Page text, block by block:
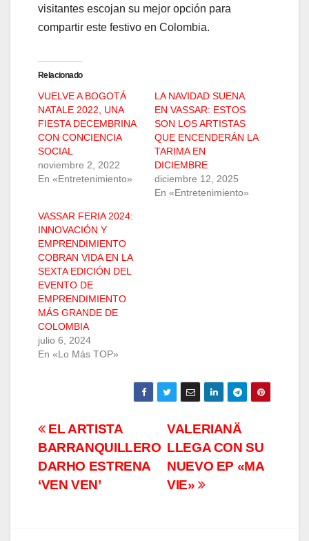
visitantes escojan su mejor opción para
compartir este festivo en Colombia.
Relacionado
VUELVE A BOGOTÁ
NATALE 2022, UNA
FIESTA DECEMBRINA
CON CONCIENCIA
SOCIAL
noviembre 2, 2022
En «Entretenimiento»
LA NAVIDAD SUENA
EN VASSAR: ESTOS
SON LOS ARTISTAS
QUE ENCENDERÁN LA
TARIMA EN
DICIEMBRE
diciembre 12, 2025
En «Entretenimiento»
VASSAR FERIA 2024:
INNOVACIÓN Y
EMPRENDIMIENTO
COBRAN VIDA EN LA
SEXTA EDICIÓN DEL
EVENTO DE
EMPRENDIMIENTO
MÁS GRANDE DE
COLOMBIA
julio 6, 2024
En «Lo Más TOP»
Navegación
de
entradas
VALERIANÄ
LLEGA CON SU
NUEVO EP «MA
VIE»
EL ARTISTA
BARRANQUILLERO
DARHO ESTRENA
‘VEN VEN’